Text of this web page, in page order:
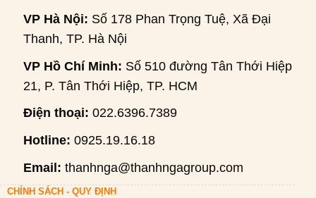
VP Hà Nội: Số 178 Phan Trọng Tuệ, Xã Đại
Thanh, TP. Hà Nội
VP Hồ Chí Minh: Số 510 đường Tân Thới Hiệp
21, P. Tân Thới Hiệp, TP. HCM
Điện thoại: 022.6396.7389
Hotline: 0925.19.16.18
Email: thanhnga@thanhngagroup.com
CHÍNH SÁCH - QUY ĐỊNH